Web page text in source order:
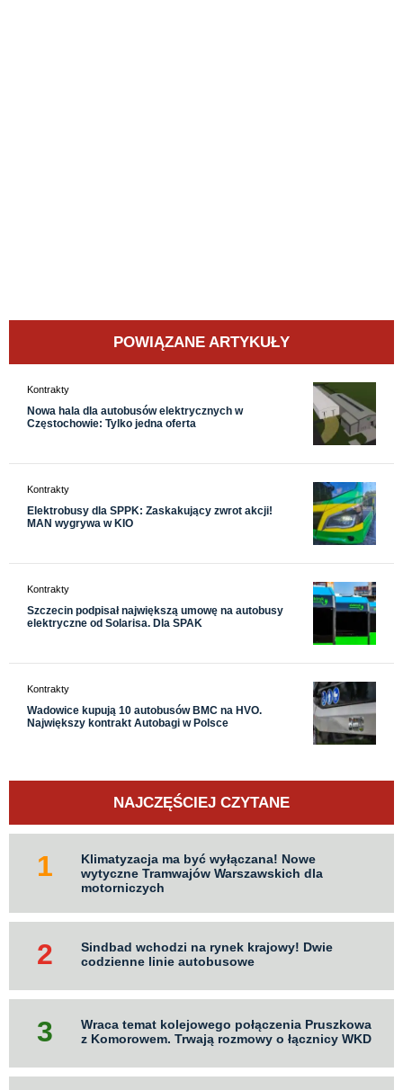
POWIĄZANE ARTYKUŁY
Kontrakty
Nowa hala dla autobusów elektrycznych w
Częstochowie: Tylko jedna oferta
Kontrakty
Elektrobusy dla SPPK: Zaskakujący zwrot akcji!
MAN wygrywa w KIO
Kontrakty
Szczecin podpisał największą umowę na autobusy
elektryczne od Solarisa. Dla SPAK
Kontrakty
Wadowice kupują 10 autobusów BMC na HVO.
Największy kontrakt Autobagi w Polsce
NAJCZĘŚCIEJ CZYTANE
Klimatyzacja ma być wyłączana! Nowe
wytyczne Tramwajów Warszawskich dla
motorniczych
Sindbad wchodzi na rynek krajowy! Dwie
codzienne linie autobusowe
Wraca temat kolejowego połączenia Pruszkowa
z Komorowem. Trwają rozmowy o łącznicy WKD